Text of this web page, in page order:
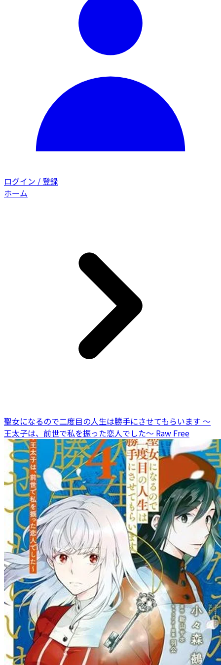
ログイン / 登録
ホーム
聖女になるので二度目の人生は勝手にさせてもらいます ～
王太子は、前世で私を振った恋人でした～ Raw Free